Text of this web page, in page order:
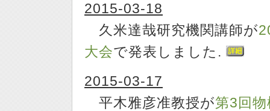
2015-03-18
久米達哉研究機関講師が
大会で発表しました.
2015-03-17
平木雅彦准教授が第3回